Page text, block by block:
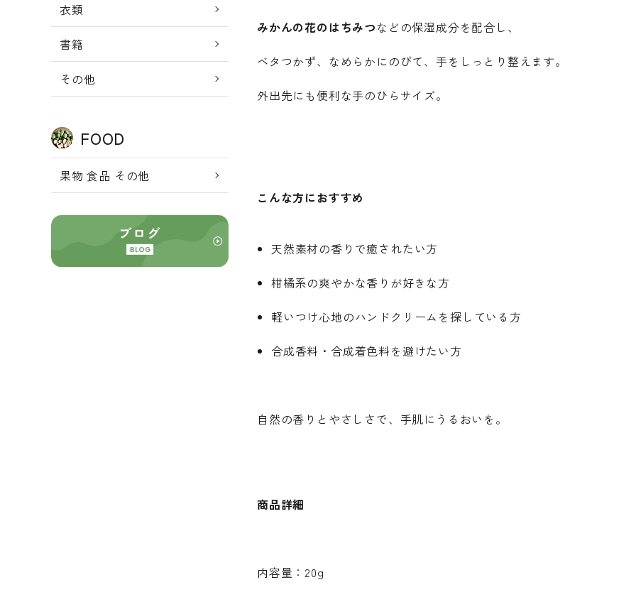
衣類
書籍
その他
FOOD
果物 食品 その他
みかんの花のはちみつなどの保湿成分を配合し、
ベタつかず、なめらかにのびて、手をしっとり整えます。
外出先にも便利な手のひらサイズ。
こんな方におすすめ
天然素材の香りで癒されたい方
柑橘系の爽やかな香りが好きな方
軽いつけ心地のハンドクリームを探している方
合成香料・合成着色料を避けたい方
自然の香りとやさしさで、手肌にうるおいを。
商品詳細
内容量：20g